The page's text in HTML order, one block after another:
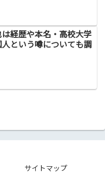
経歴や本名・高校大学
という噂についても調
サイトマップ